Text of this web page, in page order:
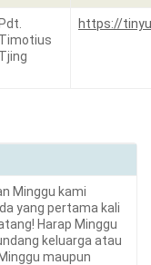
Pdt.
Timotius
Tjing
https://
Minggu kami
yang pertama kali
Harap Minggu
keluarga atau
maupun